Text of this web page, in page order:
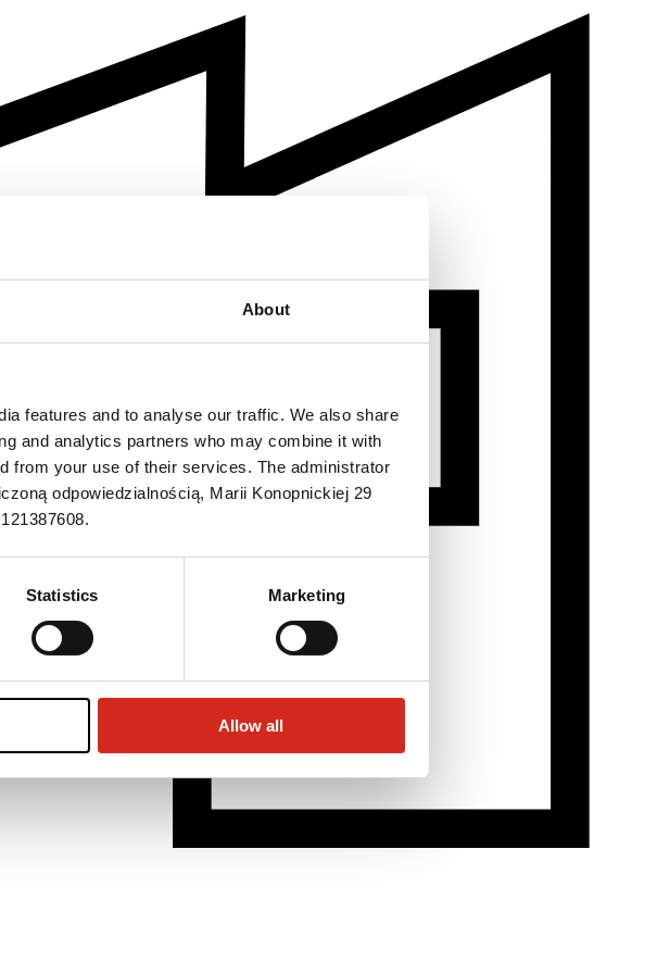
About
features and to analyse our traffic. We also share
and analytics partners who may combine it with
from your use of their services. The administrator
odpowiedzialnością, Marii Konopnickiej 29
Statistics Marketing
Allow all